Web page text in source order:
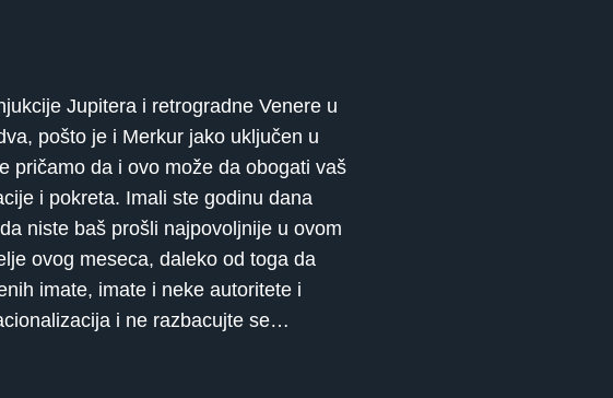
Jupitera i retrogradne Venere u
pošto je i Merkur jako uključen u
pričamo da i ovo može da obogati vaš
i pokreta. Imali ste godinu dana
niste baš prošli najpovoljnije u ovom
ovog meseca, daleko od toga da
imate, imate i neke autoritete i
i ne razbacujte se…